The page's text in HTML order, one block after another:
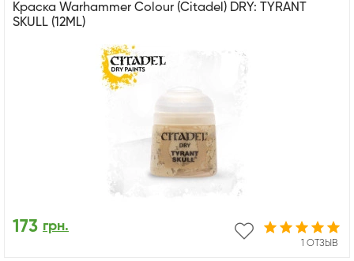
Краска Warhammer Colour (Citadel) DRY: TYRANT
SKULL (12ML)
1 ОТЗЫВ
173 грн.